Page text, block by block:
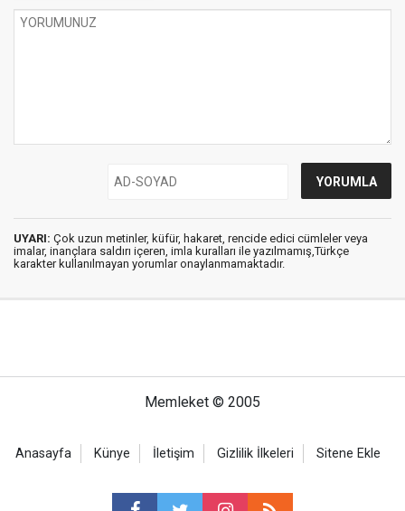
UYARI: Çok uzun metinler, küfür, hakaret, rencide edici cümleler veya
imalar, inançlara saldırı içeren, imla kuralları ile yazılmamış,Türkçe
karakter kullanılmayan yorumlar onaylanmamaktadır.
Memleket © 2005
Anasayfa Künye İletişim Gizlilik İlkeleri Sitene Ekle